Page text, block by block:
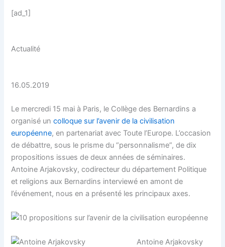
[ad_1]
Actualité
16.05.2019
Le mercredi 15 mai à Paris, le Collège des Bernardins a
organisé uncolloque sur l’avenir de la civilisation
européenne, en partenariat avec Toute l’Europe. L’occasion
de débattre, sous le prisme du “personnalisme”, de dix
propositions issues de deux années de séminaires.
Antoine Arjakovsky, codirecteur du département Politique
et religions aux Bernardins interviewé en amont de
l’événement, nous en a présenté les principaux axes.
Antoine Arjakovsky